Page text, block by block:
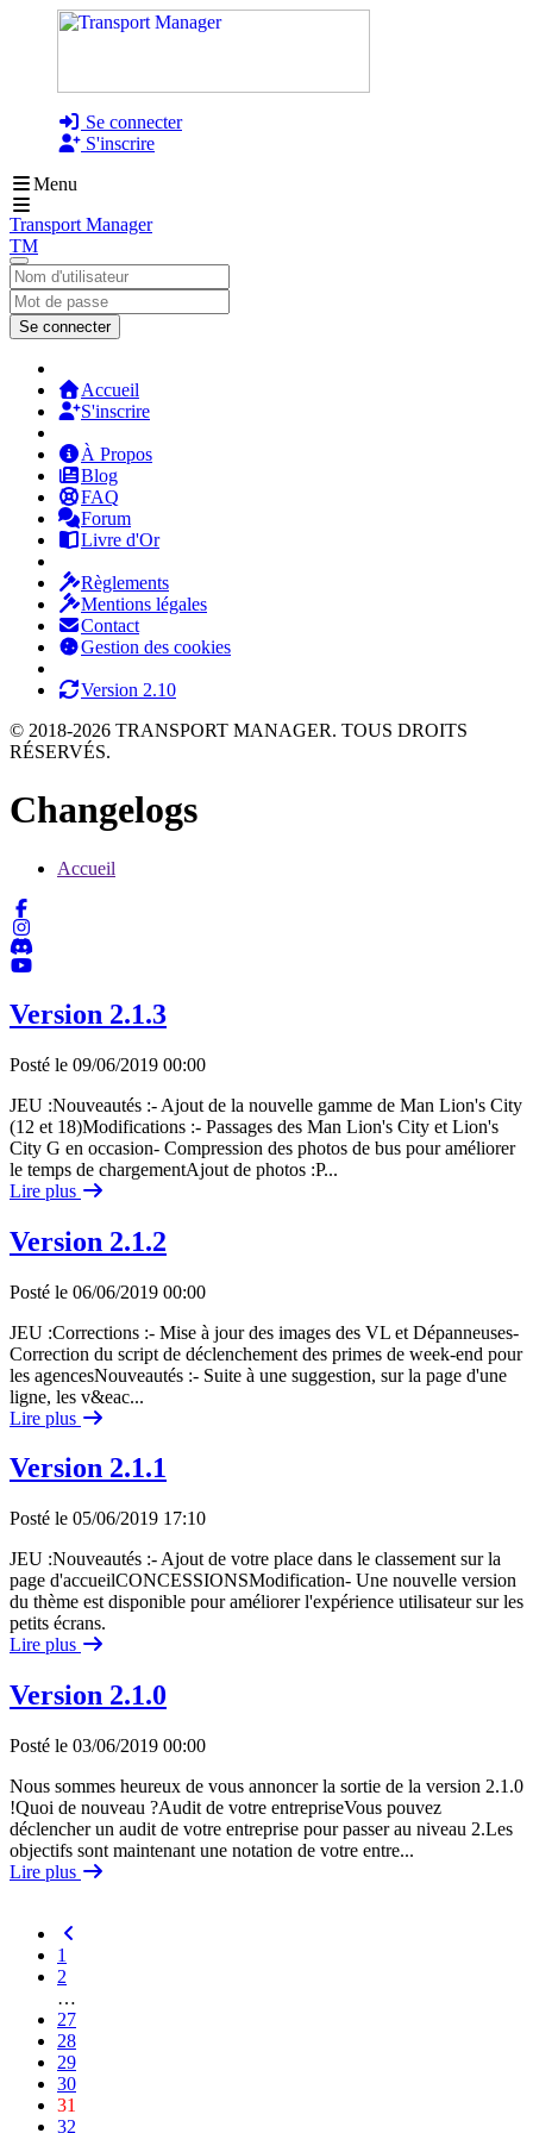
Se connecter
S'inscrire
Menu
Transport Manager
TM
Se connecter
Accueil
S'inscrire
À Propos
Blog
FAQ
Forum
Livre d'Or
Règlements
Mentions légales
Contact
Gestion des cookies
Version 2.10
© 2018-2026 TRANSPORT MANAGER. TOUS DROITS
RÉSERVÉS.
Changelogs
Accueil
Version 2.1.3
Posté le 09/06/2019 00:00
JEU :Nouveautés :- Ajout de la nouvelle gamme de Man Lion's City
(12 et 18)Modifications :- Passages des Man Lion's City et Lion's
City G en occasion- Compression des photos de bus pour améliorer
le temps de chargementAjout de photos :P...
Lire plus
Version 2.1.2
Posté le 06/06/2019 00:00
JEU :Corrections :- Mise à jour des images des VL et Dépanneuses-
Correction du script de déclenchement des primes de week-end pour
les agencesNouveautés :- Suite à une suggestion, sur la page d'une
ligne, les v&eac...
Lire plus
Version 2.1.1
Posté le 05/06/2019 17:10
JEU :Nouveautés :- Ajout de votre place dans le classement sur la
page d'accueilCONCESSIONSModification- Une nouvelle version
du thème est disponible pour améliorer l'expérience utilisateur sur les
petits écrans.
Lire plus
Version 2.1.0
Posté le 03/06/2019 00:00
Nous sommes heureux de vous annoncer la sortie de la version 2.1.0
!Quoi de nouveau ?Audit de votre entrepriseVous pouvez
déclencher un audit de votre entreprise pour passer au niveau 2.Les
objectifs sont maintenant une notation de votre entre...
Lire plus
1
2
…
27
28
29
30
31
32